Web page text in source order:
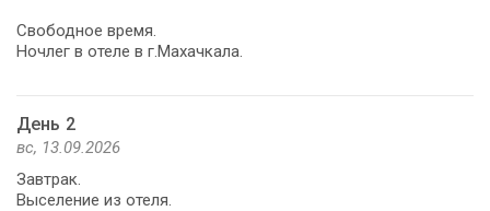
Свободное время.
Ночлег в отеле в г.Махачкала.
День 2
вс, 13.09.2026
Завтрак.
Выселение из отеля.